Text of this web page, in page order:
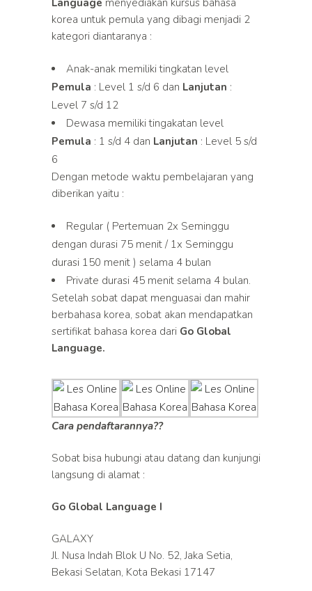
korea untuk pemula yang dibagi menjadi 2
kategori diantaranya :
Anak-anak memiliki tingkatan level
Pemula : Level 1 s/d 6 dan Lanjutan :
Level 7 s/d 12
Dewasa memiliki tingakatan level
Pemula : 1 s/d 4 dan Lanjutan : Level 5 s/d
6
Dengan metode waktu pembelajaran yang
diberikan yaitu :
Regular ( Pertemuan 2x Seminggu
dengan durasi 75 menit / 1x Seminggu
durasi 150 menit ) selama 4 bulan
Private durasi 45 menit selama 4 bulan.
Setelah sobat dapat menguasai dan mahir
berbahasa korea, sobat akan mendapatkan
sertifikat bahasa korea dari Go Global
Language.
Cara pendaftarannya??
Sobat bisa hubungi atau datang dan kunjungi
langsung di alamat :
Go Global Language I
GALAXY
Jl. Nusa Indah Blok U No. 52, Jaka Setia,
Bekasi Selatan, Kota Bekasi 17147